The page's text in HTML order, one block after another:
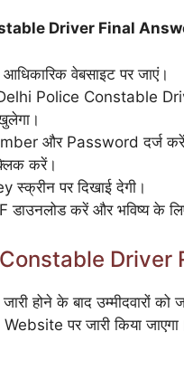
Driver Final Answer
वेबसाइट पर जाएं।
Police Constable
और Password दर्ज
करें।
पर दिखाई देगी।
करें और भविष्य के
Driver
होने के बाद उम्मीदवारों
Website पर जारी किया